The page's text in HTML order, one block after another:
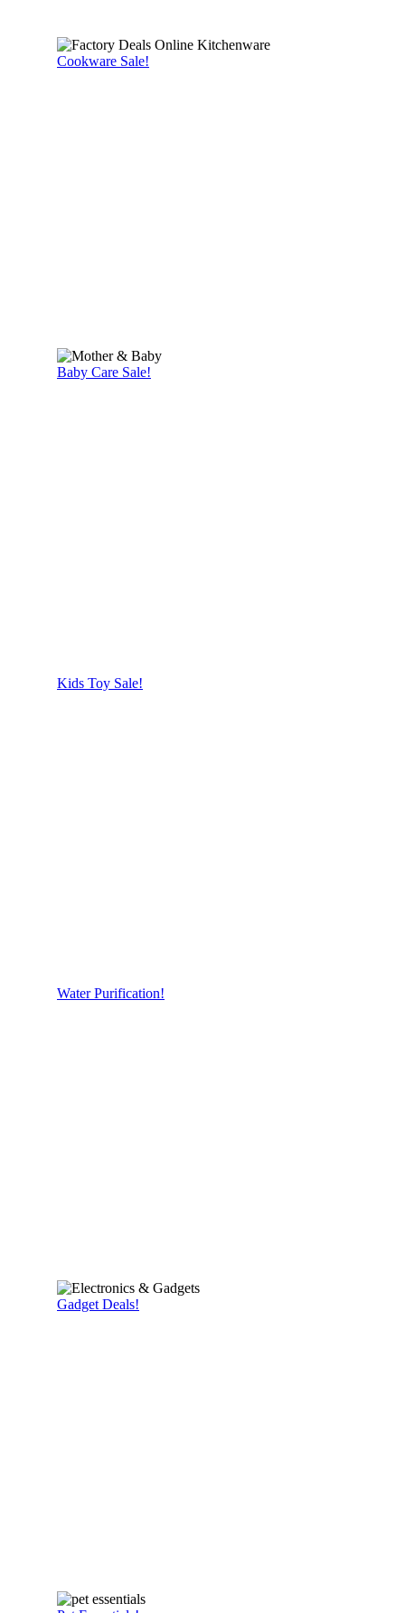
Cookware Sale!
Baby Care Sale!
Kids Toy Sale!
Water Purification!
Gadget Deals!